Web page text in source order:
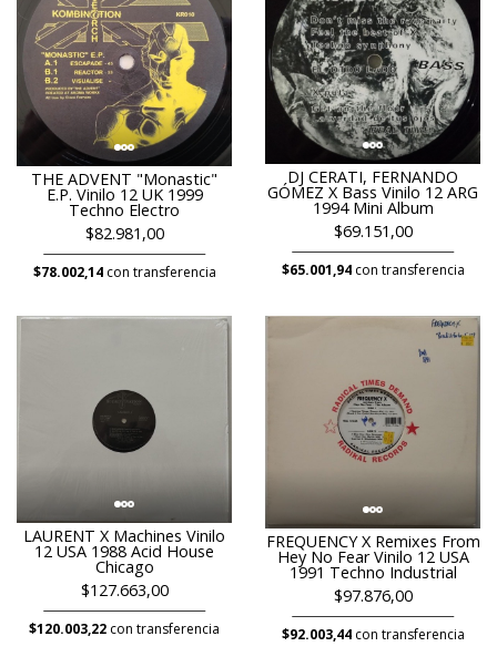
THE ADVENT "Monastic"
E.P. Vinilo 12 UK 1999
Techno Electro
$82.981,00
$78.002,14con transferencia
DJ CERATI, FERNANDO
GÓMEZ X Bass Vinilo 12 ARG
1994 Mini Album
$69.151,00
$65.001,94con transferencia
LAURENT X Machines Vinilo
12 USA 1988 Acid House
Chicago
$127.663,00
$120.003,22 con transferencia
FREQUENCY X Remixes From
Hey No Fear Vinilo 12 USA
1991 Techno Industrial
$97.876,00
$92.003,44con transferencia